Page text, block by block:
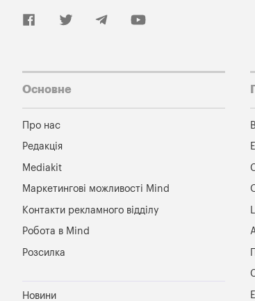
Основне
Про нас
Редакція
Mediakit
Маркетингові можливості Mind
Контакти рекламного відділу
Робота в Mind
Розсилка
Новини